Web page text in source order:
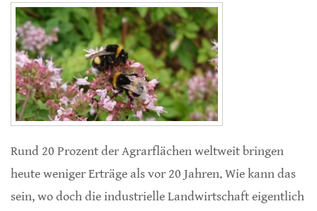
Rund 20 Prozent der Agrarflächen weltweit bringen
heute weniger Erträge als vor 20 Jahren. Wie kann das
sein, wo doch die industrielle Landwirtschaft eigentlich